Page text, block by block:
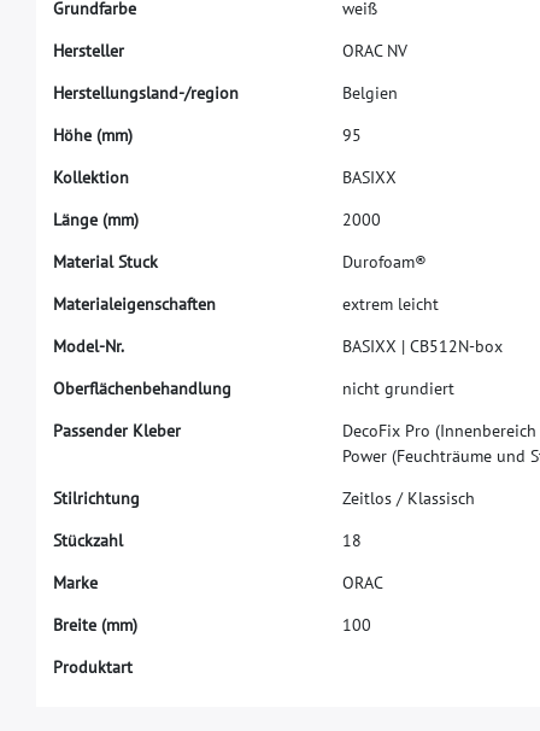
Grundfarbe weiß
Hersteller ORAC NV
Herstellungsland-/region Belgien
Höhe (mm) 95
Kollektion BASIXX
Länge (mm) 2000
Material Stuck Durofoam®
Materialeigenschaften extrem leicht
Model-Nr. BASIXX | CB512N-box
Oberfächenbehandlung nicht grundiert
Passender Kleber DecoFix Pro (Innenbereich
Power (Feuchträume und S
Stilrichtung Zeitlos / Klassisch
Stückzahl 18
Marke ORAC
Breite (mm) 100
Produktart